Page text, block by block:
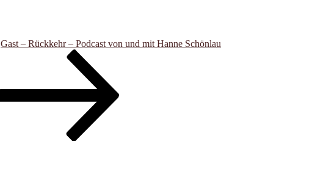
Gast – Rückkehr – Podcast von und mit Hanne Schönlau